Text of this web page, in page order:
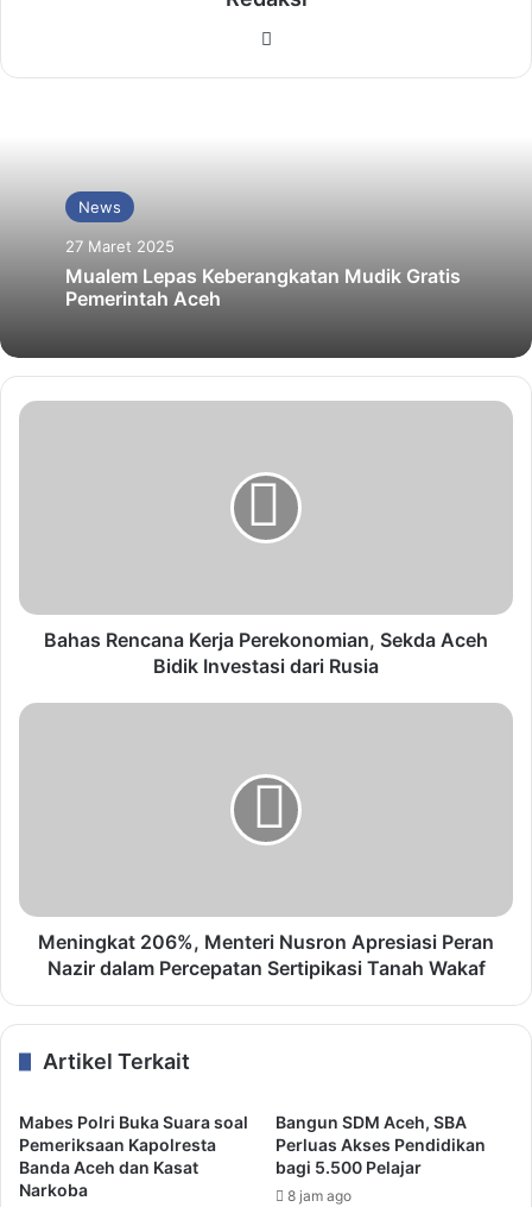
News
27 Maret 2025
Mualem Lepas Keberangkatan Mudik Gratis
Pemerintah Aceh
Bahas Rencana Kerja Perekonomian, Sekda Aceh
Bidik Investasi dari Rusia
Meningkat 206%, Menteri Nusron Apresiasi Peran
Nazir dalam Percepatan Sertipikasi Tanah Wakaf
Artikel Terkait
Mabes Polri Buka Suara soal
Pemeriksaan Kapolresta
Banda Aceh dan Kasat
Narkoba
Bangun SDM Aceh, SBA
Perluas Akses Pendidikan
bagi 5.500 Pelajar
8 jam ago